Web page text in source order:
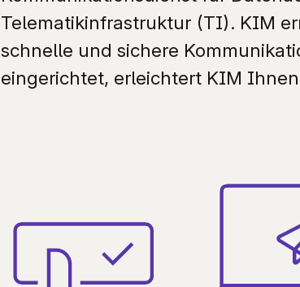
Telematikinfrastruktur (TI). KIM
schnelle und sichere
eingerichtet, erleichtert KIM